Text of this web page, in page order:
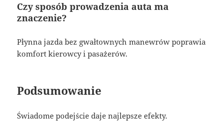
Czy sposób prowadzenia auta ma
znaczenie?
Płynna jazda bez gwałtownych manewrów poprawia
komfort kierowcy i pasażerów.
Podsumowanie
Świadome podejście daje najlepsze efekty.